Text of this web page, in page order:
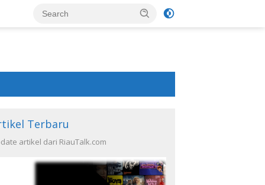
Terbaru
artikel dari RiauTalk.com